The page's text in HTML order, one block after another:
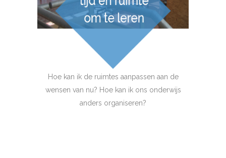
Hoe kan ik de ruimtes aanpassen aan de
wensen van nu? Hoe kan ik ons onderwijs
anders organiseren?